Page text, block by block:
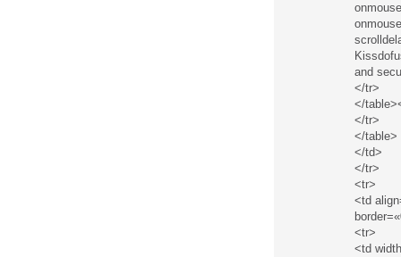
and
</tr>
</
</tr>
</table>
</td>
</tr>
<tr>
<td
<tr>
<td